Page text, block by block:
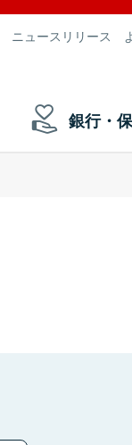
ニュースリリース
銀行・